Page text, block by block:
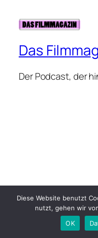
Das
Der Podcast, der
Diese Website benutzt
nutzt, gehen wir
OK